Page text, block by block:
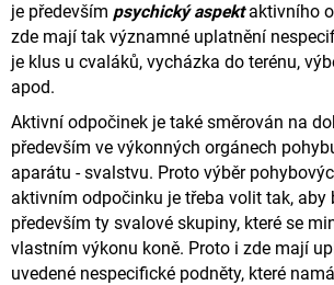
je především psychický aspektaktivního
zde mají tak významné uplatnění
je klus u cvaláků, vycházka do terénu,
apod.
Aktivní odpočinek je také směrován na
především ve výkonných orgánech
aparátu - svalstvu. Proto výběr
aktivním odpočinku je třeba volit tak, aby
především ty svalové skupiny, které se
vlastním výkonu koně. Proto i zde mají
uvedené nespecifické podněty, které